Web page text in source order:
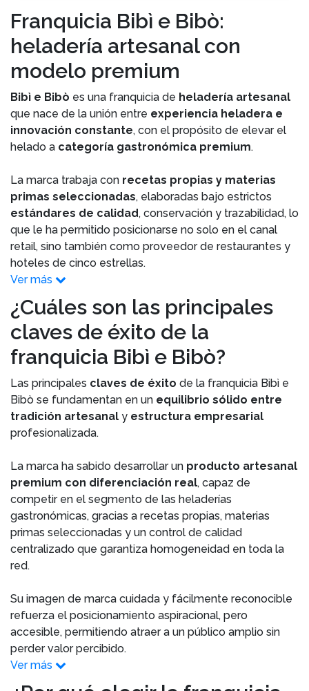
Franquicia Bibì e Bibò:
heladería artesanal con
modelo premium
Bibì e Bibò es una franquicia de heladería artesanal
que nace de la unión entre experiencia heladera e
innovación constante, con el propósito de elevar el
helado a categoría gastronómica premium.
La marca trabaja con recetas propias y materias
primas seleccionadas, elaboradas bajo estrictos
estándares de calidad, conservación y trazabilidad, lo
que le ha permitido posicionarse no solo en el canal
retail, sino también como proveedor de restaurantes y
hoteles de cinco estrellas.
Ver más
¿Cuáles son las principales
claves de éxito de la
franquicia Bibì e Bibò?
Las principales claves de éxito de la franquicia Bibì e
Bibò se fundamentan en un equilibrio sólido entre
tradición artesanal y estructura empresarial
profesionalizada.
La marca ha sabido desarrollar un producto artesanal
premium con diferenciación real, capaz de
competir en el segmento de las heladerías
gastronómicas, gracias a recetas propias, materias
primas seleccionadas y un control de calidad
centralizado que garantiza homogeneidad en toda la
red.
Su imagen de marca cuidada y fácilmente reconocible
refuerza el posicionamiento aspiracional, pero
accesible, permitiendo atraer a un público amplio sin
perder valor percibido.
Ver más